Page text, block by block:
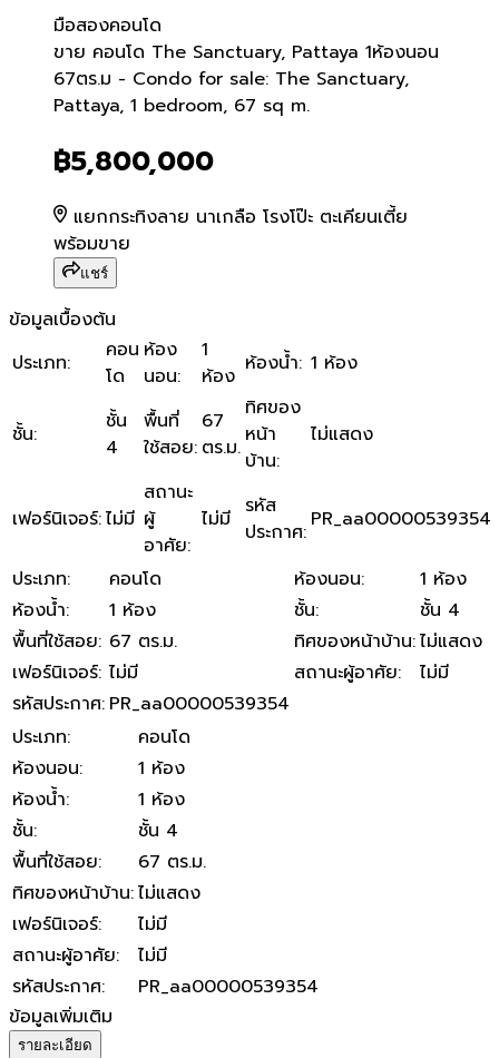
มือสองคอนโด
ขาย คอนโด The
ขาย คอนโด The Sanctuary, Pattaya 1ห้องนอน
67ตร.ม - Condo for sale: The Sanctuary,
Pattaya, 1 bedroom, 67 sq m.
฿5,800,000
แยกกระทิงลาย นาเกลือ โรงโป๊ะ ตะเคียนเตี้ย
พร้อมขาย
แชร์
ข้อมูลเบื้องต้น
ประเภท:
คอน
โด
ห้อง
นอน:
1
ห้อง ห้องน้ำ: 1 ห้อง
ชั้น:
ชั้น
4
พื้นที่
ใช้สอย:
67
ตร.ม.
ทิศของ
หน้า
บ้าน:
ไม่แสดง
เฟอร์นิเจอร์:ไม่มี
สถานะ
ผู้
อาศัย:
ไม่มี รหัส
ประกาศ: PR_aa00000539354
ประเภท: คอนโด ห้องนอน:
1 ห้อง
ห้องน้ำ: 1 ห้อง ชั้น:
ชั้น 4
พื้นที่ใช้สอย: 67 ตร.ม. ทิศของหน้าบ้าน:ไม่แสดง
เฟอร์นิเจอร์: ไม่มี สถานะผู้อาศัย:
ไม่มี
รหัสประกาศ: PR_aa00000539354
ประเภท:
คอนโด
ห้องนอน:
1 ห้อง
ห้องน้ำ:
1 ห้อง
ชั้น:
ชั้น 4
พื้นที่ใช้สอย:
67 ตร.ม.
ทิศของหน้าบ้าน:ไม่แสดง
เฟอร์นิเจอร์:
ไม่มี
สถานะผู้อาศัย:
ไม่มี
รหัสประกาศ:
PR_aa00000539354
ข้อมูลเพิ่มเติม
รายละเอียด